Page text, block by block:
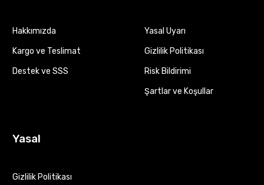
Hakkımızda
Kargo ve Teslimat
Destek ve SSS
Yasal Uyarı
Gizlilik Politikası
Risk Bildirimi
Şartlar ve Koşullar
Yasal
Gizlilik Politikası